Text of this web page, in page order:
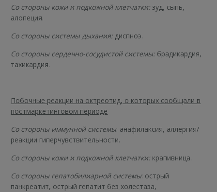
Со стороны кожи и подкожной клетчатки: зуд, сыпь,
алопеция.
Со стороны системы дыхания: диспноэ.
Со стороны сердечно-сосудистой системы: брадикардия,
тахикардия.
Побочные реакции на октреотид, о которых сообщали в
постмаркетинговом периоде
Со стороны иммунной системы: анафилаксия, аллергия/
реакции гиперчувствительности.
Со стороны кожи и подкожной клетчатки: крапивница.
Со стороны гепатобилиарной системы: острый
панкреатит, острый гепатит без холестаза,